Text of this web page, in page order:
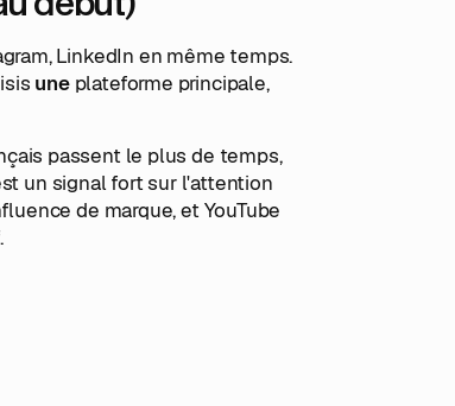
LinkedIn en même temps.
uneplateforme principale,
passent le plus de temps,
un signal fort sur l'attention
de marque, et YouTube